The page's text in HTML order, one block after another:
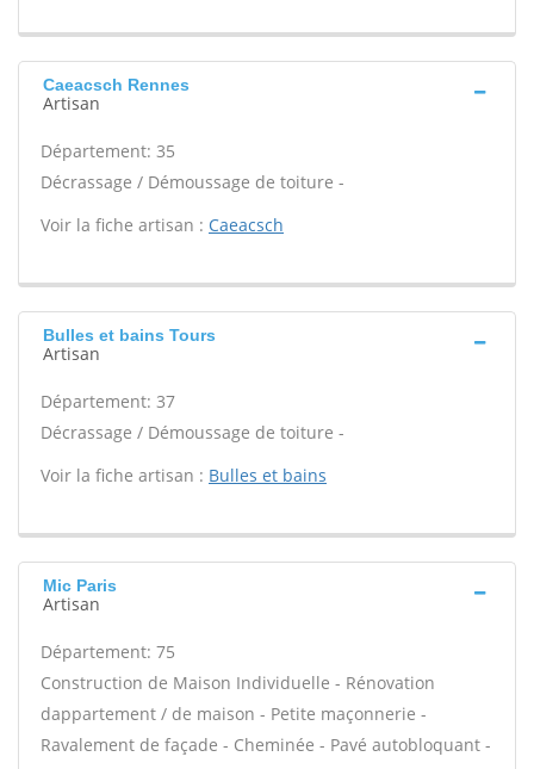
Caeacsch Rennes
Artisan
Département: 35
Décrassage / Démoussage de toiture -
Voir la fiche artisan : Caeacsch
Bulles et bains Tours
Artisan
Département: 37
Décrassage / Démoussage de toiture -
Voir la fiche artisan : Bulles et bains
Mic Paris
Artisan
Département: 75
Construction de Maison Individuelle - Rénovation
dappartement / de maison - Petite maçonnerie -
Ravalement de façade - Cheminée - Pavé autobloquant -